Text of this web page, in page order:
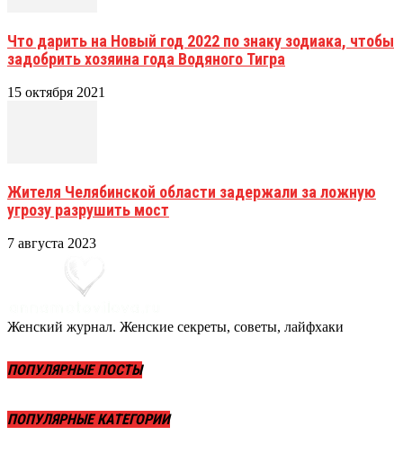
Что дарить на Новый год 2022 по знаку зодиака, чтобы
задобрить хозяина года Водяного Тигра
15 октября 2021
Жителя Челябинской области задержали за ложную
угрозу разрушить мост
7 августа 2023
Женский журнал. Женские секреты, советы, лайфхаки
ПОПУЛЯРНЫЕ ПОСТЫ
ПОПУЛЯРНЫЕ КАТЕГОРИИ